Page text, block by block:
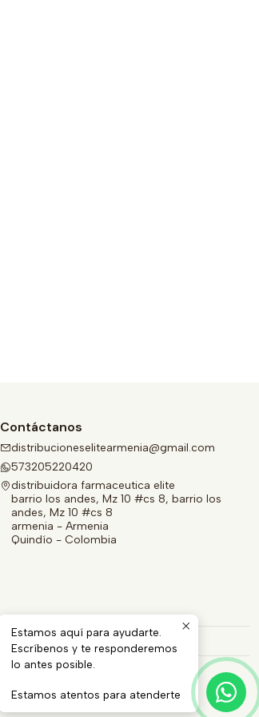
Contáctanos
distribucioneselitearmenia@gmail.com
573205220420
distribuidora farmaceutica elite
barrio los andes, Mz 10 #cs 8, barrio los
andes, Mz 10 #cs 8
armenia - Armenia
Quindío - Colombia
Estamos aquí para ayudarte.
Escríbenos y te responderemos
lo antes posible.
Estamos atentos para atenderte